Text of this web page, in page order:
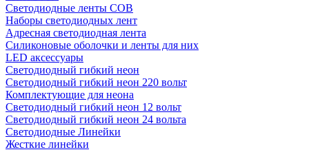
Светодиодные ленты COB
Наборы светодиодных лент
Адресная светодиодная лента
Силиконовые оболочки и ленты для них
LED аксессуары
Светодиодный гибкий неон
Светодиодный гибкий неон 220 вольт
Комплектующие для неона
Светодиодный гибкий неон 12 вольт
Светодиодный гибкий неон 24 вольта
Светодиодные Линейки
Жесткие линейки